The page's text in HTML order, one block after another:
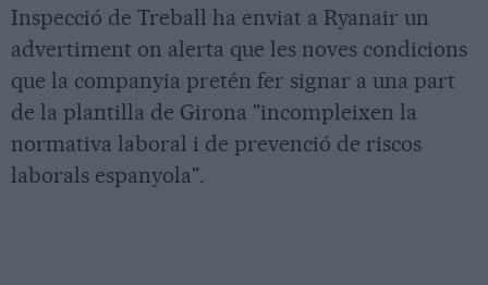
Inspecció de Treball ha enviat a Ryanair un
advertiment on alerta que les noves condicions
que la companyia pretén fer signar a una part
de la plantilla de Girona "incompleixen la
normativa laboral i de prevenció de riscos
laborals espanyola".